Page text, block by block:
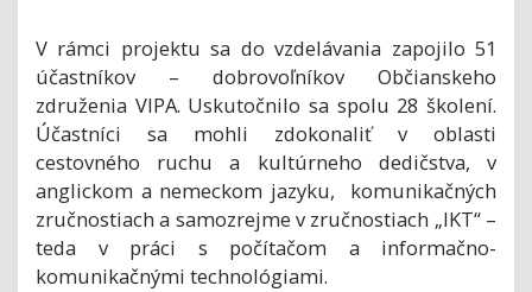
V rámci projektu sa do vzdelávania zapojilo 51
účastníkov – dobrovoľníkov Občianskeho
združenia VIPA. Uskutočnilo sa spolu 28 školení.
Účastníci sa mohli zdokonaliť v oblasti
cestovného ruchu a kultúrneho dedičstva, v
anglickom a nemeckom jazyku, komunikačných
zručnostiach a samozrejme v zručnostiach „IKT“ –
teda v práci s počítačom a informačno-
komunikačnými technológiami.